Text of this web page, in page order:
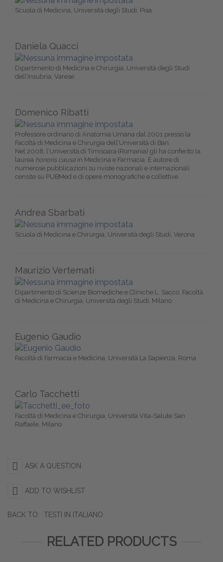
Scuola di Medicina, Università degli Studi, Pisa
Daniela Quacci
Dipartimento di Medicina e Chirurgia, Università degli Studi
dell’Insubria, Varese
Domenico Ribatti
Professore ordinario di Anatomia Umana dal 2001 presso la
Facoltà di Medicina e Chirurgia dell’Università di Bari.
Nel 2008, l’Università di Timisoara (Romania) gli ha conferito la
laurea honoris causa in Medicina e Farmacia. È autore di
numerose pubblicazioni su riviste nazionali e internazionali
censite su PUBMed e di opere monografiche e collettive
Andrea Sbarbati
Scuola di Medicina e Chirurgia, Università degli Studi, Verona
Maurizio Vertemati
Dipartimento di Scienze Biomediche e Cliniche L. Sacco, Facoltà
di Medicina e Chirurgia, Università degli Studi, Milano
Eugenio Gaudio
Facoltà di Farmacia e Medicina, Università La Sapienza, Roma
Carlo Tacchetti
Facoltà di Medicina e Chirurgia, Università Vita-Salute San
Raffaele, Milano
ASK A QUESTION
ADD TO WISHLIST
BACK TO: TESTI IN ITALIANO
RELATED PRODUCTS